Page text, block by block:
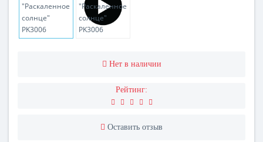
Нет в наличии
Рейтинг:
Оставить отзыв